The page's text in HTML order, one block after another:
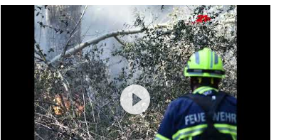
vor den Toren Wiens. Zwischen rund 60 lebensgroßen
Dinosauriern tauchten die Kinder in eine Welt ein, die...